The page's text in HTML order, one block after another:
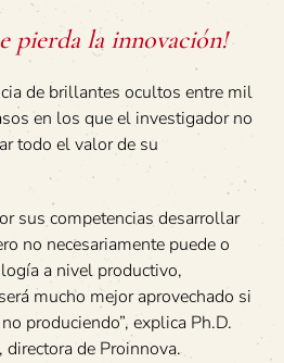
pierda la innovación!
de brillantes ocultos entre mil
en los que el investigador no
todo el valor de su
sus competencias desarrollar
no necesariamente puede o
a nivel productivo,
mucho mejor aprovechado si
produciendo”, explica Ph.D.
de Proinnova.